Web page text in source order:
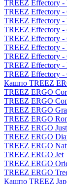
TREEZ Effectory -
TREEZ Effectory -
TREEZ Effectory -
TREEZ Effectory -
TREEZ Effectory -
TREEZ Effectory -
TREEZ Effectory -
TREEZ Effectory -
TREEZ Effectory -
Кашпо TREEZ
TREEZ ERGO
TREEZ ERGO
TREEZ ERGO
TREEZ ERGO
TREEZ ERGO Just
TREEZ ERGO
TREEZ ERGO
TREEZ ERGO Jet
TREEZ ERGO
TREEZ ERGO
Кашпо TREEZ